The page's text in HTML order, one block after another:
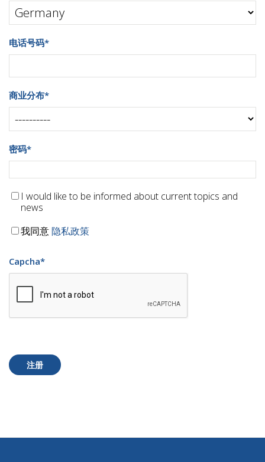
电话号码*
商业分布*
密码*
I would like to be informed about current topics and
news
我同意隐私政策
Capcha*
注册